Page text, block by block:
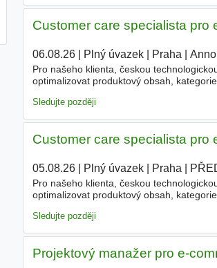
Customer care specialista pro
06.08.26| Plný úvazek| Praha
Pro našeho klienta, českou
optimalizovat produktový obsah,
Sledujte později
Customer care specialista pro
05.08.26| Plný úvazek| Praha
Pro našeho klienta, českou
optimalizovat produktový obsah,
Sledujte později
Projektový manažer pro e-